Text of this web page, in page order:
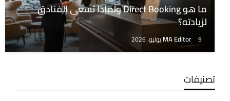
ما هو Direct Booking ولماذا تسعى الفنادق
لزيادته؟
MA Editor 9 يوليو، 2026
تصنيفات